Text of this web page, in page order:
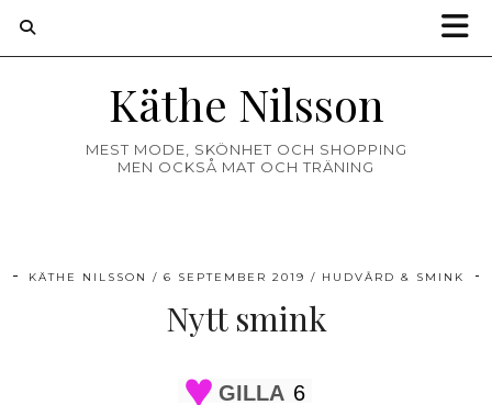
Käthe Nilsson
MEST MODE, SKÖNHET OCH SHOPPING
MEN OCKSÅ MAT OCH TRÄNING
KÄTHE NILSSON 6 SEPTEMBER 2019 HUDVÅRD & SMINK
Nytt smink
GILLA 6